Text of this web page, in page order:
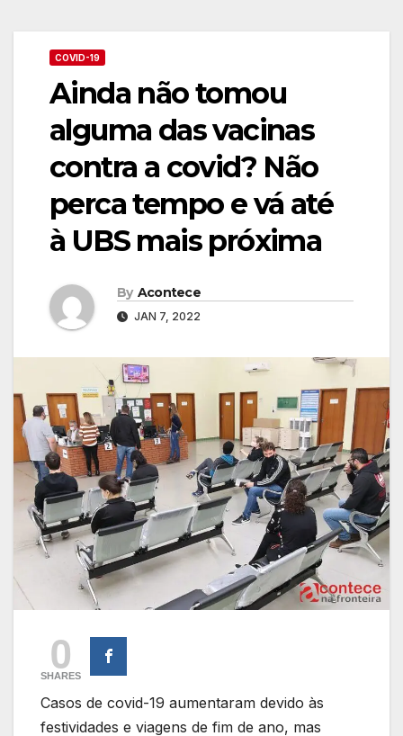
COVID-19
Ainda não tomou
alguma das vacinas
contra a covid? Não
perca tempo e vá até
à UBS mais próxima
By Acontece
JAN 7, 2022
0
SHARES
Casos de covid-19 aumentaram devido às
festividades e viagens de fim de ano, mas